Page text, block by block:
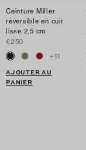
Ceinture Miller
réversible en cuir
lisse 2,5 cm
€250
+11
AJOUTER AU
PANIER